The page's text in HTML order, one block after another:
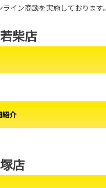
イン商談を実施しております。
柴店
介
店